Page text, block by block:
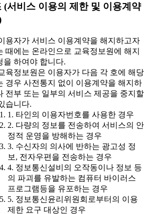
(서비스 이용의 제한 및 이용계약
용자가 서비스 이용계약을 해지하고자
때에는 온라인으로 교육정보원에 해지
을 하여야 합니다.
육정보원은 이용자가 다음 각 호에 해당
경우 사전통지 없이 이용계약을 해지하
전부 또는 일부의 서비스 제공을 중지할
습니다.
1. 타인의 이용자번호를 사용한 경우
2. 다량의 정보를 전송하여 서비스의 안
정적 운영을 방해하는 경우
3. 수신자의 의사에 반하는 광고성 정
보, 전자우편을 전송하는 경우
4. 정보통신설비의 오작동이나 정보 등
의 파괴를 유발하는 컴퓨터 바이러스
프로그램등을 유포하는 경우
5. 정보통신윤리위원회로부터의 이용
제한 요구 대상인 경우